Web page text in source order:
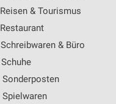
Reisen & Tourismus
Restaurant
Schreibwaren & Büro
Schuhe
Sonderposten
Spielwaren